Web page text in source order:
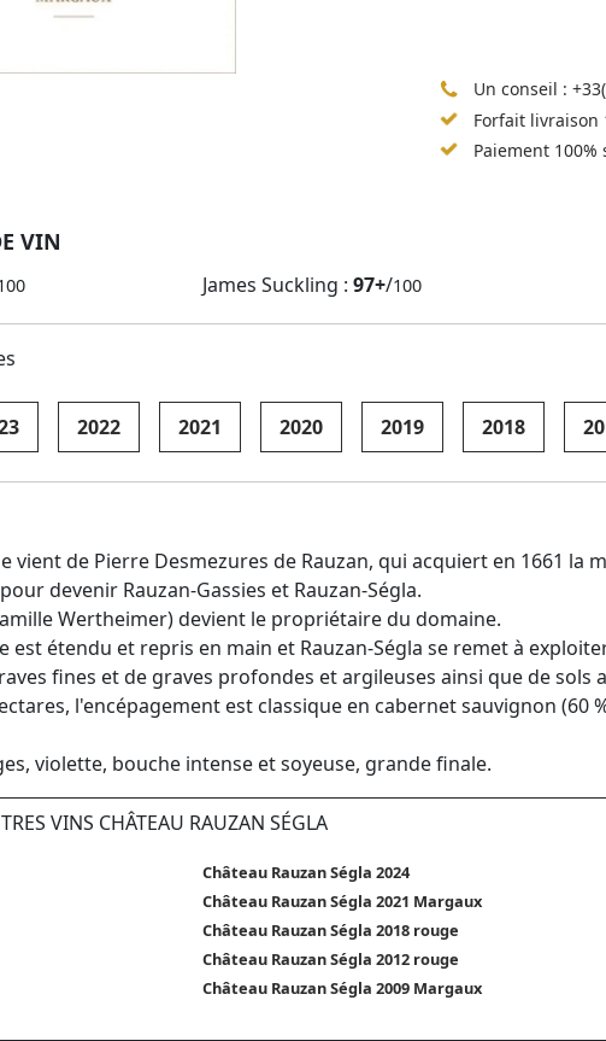
Un conseil :
Forfait livraison
Paiement 100%
VIN
James Suckling : 97+/100
2022 2021 2020 2019 2018
de Pierre Desmezures de Rauzan, qui acquiert en 1661 la
devenir Rauzan-Gassies et Rauzan-Ségla.
Wertheimer) devient le propriétaire du domaine.
est étendu et repris en main et Rauzan-Ségla se remet à
fines et de graves profondes et argileuses ainsi que de sols
l'encépagement est classique en cabernet sauvignon (60
violette, bouche intense et soyeuse, grande finale.
VINS CHÂTEAU RAUZAN SÉGLA
Château Rauzan Ségla 2024
Château Rauzan Ségla 2021 Margaux
Château Rauzan Ségla 2018 rouge
Château Rauzan Ségla 2012 rouge
Château Rauzan Ségla 2009 Margaux